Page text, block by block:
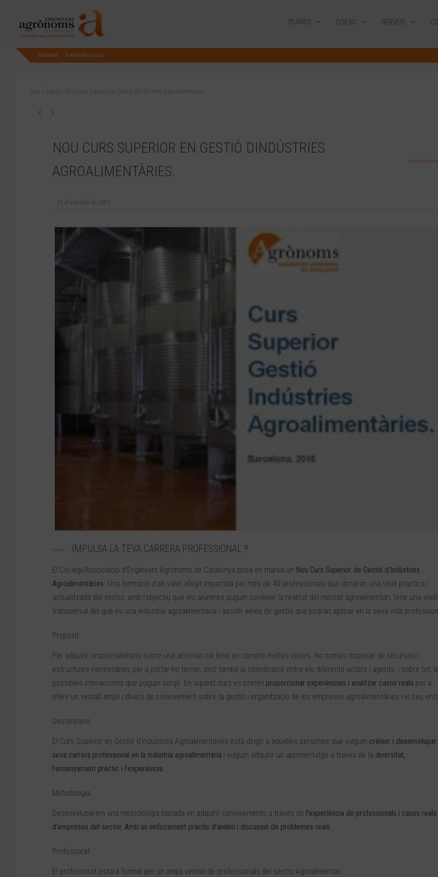
70 ANYS COEAC SERVEIS
Webmail Finestreta única
Inici Àgora Nou Curs Superior en Gestió dIndústries Agroalimentàries.
NOU CURS SUPERIOR EN GESTIÓ DINDÚSTRIES
AGROALIMENTÀRIES.
21 d'octubre de 2015
IMPULSA LA TEVA CARRERA PROFESSIONAL !!
El Col·legi/Associació d'Enginyers Agrònoms de Catalunya posa en marxa un Nou Curs Superior de Gestió d’Indústries
Agroalimentàries. Una formació d’alt valor afegit impartida per més de 40 professionals que donaran una visió pràctica i
actualitzada del sector, amb l’objectiu que els alumnes puguin conèixer la realitat del mercat agroalimentari, tenir una visió
transversal del que és una indústria agroalimentària i assolir eines de gestió que podran aplicar en la seva vida
Propòsit
Per adquirir responsabilitats sobre una activitat cal tenir en compte moltes coses. No només disposar de recursos i
estructures necessàries per a portar-ho terme, sinó també la coordinació entre els diferents actors i agents, i sobre tot,
possibles interaccions que puguin sorgir. En aquest curs es pretén proporcionar experiències i analitzar casos reals per a
oferir un ventall ampli i divers de coneixement sobre la gestió i organització de les empreses agroalimentàries i el seu
Destinataris
El Curs Superior en Gestió d’Indústries Agroalimentàries està dirigit a aquelles persones que vulguin créixer i desenvolupar
seva carrera professional en la indústria agroalimentària i vulguin adquirir un aprenentatge a través de la diversitat,
l’ensenyament pràctic i l’experiència.
Metodologia
Desenvoluparem una metodologia basada en adquirir coneixements a través de l’experiència de professionals i casos reals
d’empreses del sector. Amb un enfocament pràctic d’anàlisi i discussió de problemes reals.
Professorat
El professorat estarà format per un ampli ventall de professionals del sectro Agroalimentari.